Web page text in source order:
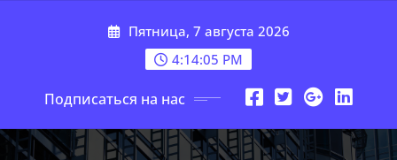
Пятница, 7 августа 2026
4:14:07 PM
Подписаться на нас